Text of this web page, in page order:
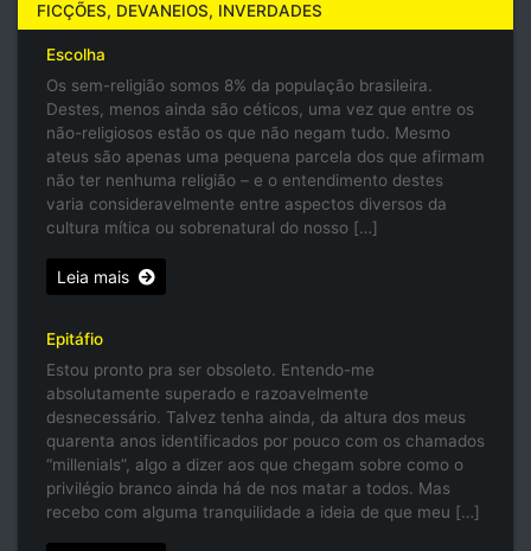
FICÇÕES, DEVANEIOS, INVERDADES
Escolha
Os sem-religião somos 8% da população brasileira.
Destes, menos ainda são céticos, uma vez que entre os
não-religiosos estão os que não negam tudo. Mesmo
ateus são apenas uma pequena parcela dos que afirmam
não ter nenhuma religião – e o entendimento destes
varia consideravelmente entre aspectos diversos da
cultura mítica ou sobrenatural do nosso […]
Leia mais
Epitáfio
Estou pronto pra ser obsoleto. Entendo-me
absolutamente superado e razoavelmente
desnecessário. Talvez tenha ainda, da altura dos meus
quarenta anos identificados por pouco com os chamados
“millenials”, algo a dizer aos que chegam sobre como o
privilégio branco ainda há de nos matar a todos. Mas
recebo com alguma tranquilidade a ideia de que meu […]